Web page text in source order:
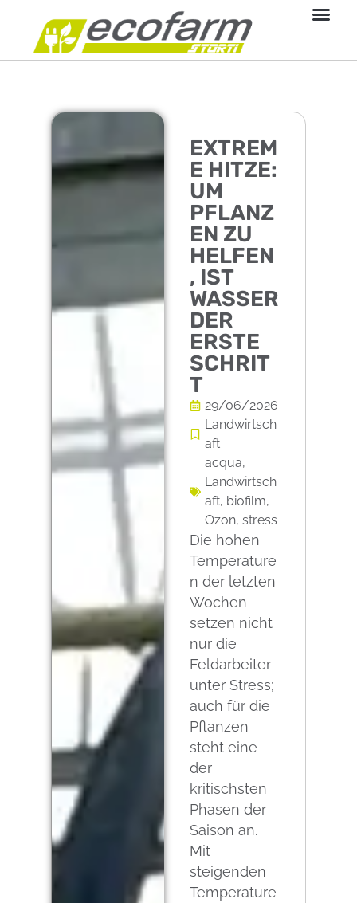
EXTREM
E HITZE:
UM
PFLANZ
EN ZU
HELFEN
, IST
WASSER
DER
ERSTE
SCHRIT
T
29/06/2026
Landwirtsch
aft
acqua,
Landwirtsch
aft, biofilm,
Ozon,stress
Die hohen
Temperature
n der letzten
Wochen
setzen nicht
nur die
Feldarbeiter
unter Stress;
auch für die
Pflanzen
steht eine
der
kritischsten
Phasen der
Saison an.
Mit
steigenden
Temperature